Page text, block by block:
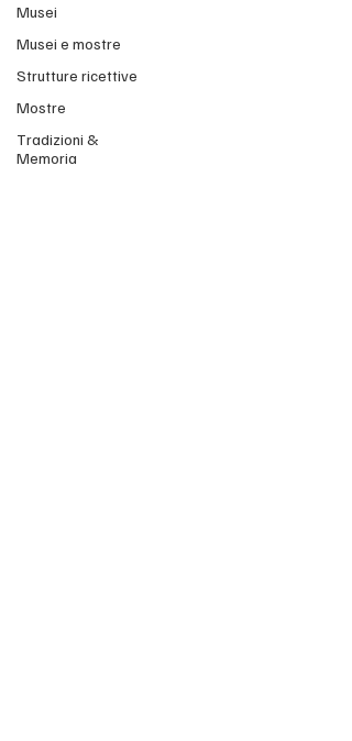
Musei
Musei e mostre
Strutture ricettive
Mostre
Tradizioni &
Memoria